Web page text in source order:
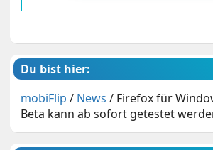
Du bist hier:
mobiFlip / News / Firefox für
Beta kann ab sofort getestet